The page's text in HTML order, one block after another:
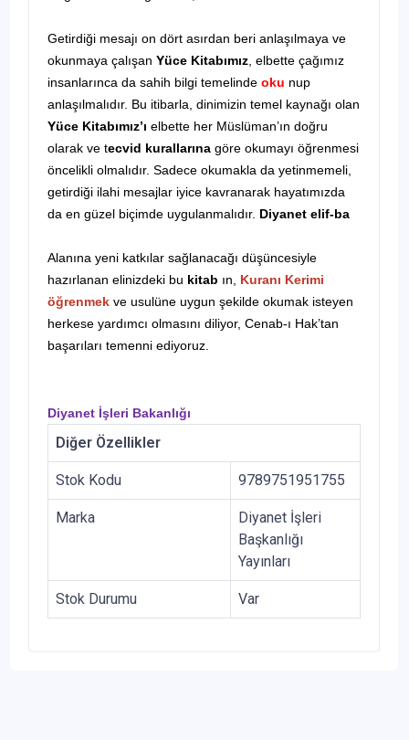
Getirdiği mesajı on dört asırdan beri anlaşılmaya ve
okunmaya çalışan Yüce Kitabımız , elbette çağımız
insanlarınca da sahih bilgi temelinde oku nup
anlaşılmalıdır. Bu itibarla, dinimizin temel kaynağı olan
Yüce Kitabımız’ı elbette her Müslüman’ın doğru
olarak ve tecvid kurallarına göre okumayı öğrenmesi
öncelikli olmalıdır. Sadece okumakla da yetinmemeli,
getirdiği ilahi mesajlar iyice kavranarak hayatımızda
da en güzel biçimde uygulanmalıdır. Diyanet elif-ba
Alanına yeni katkılar sağlanacağı düşüncesiyle
hazırlanan elinizdeki bu kitab ın, Kuranı Kerimi
öğrenmek ve usulüne uygun şekilde okumak isteyen
herkese yardımcı olmasını diliyor, Cenab-ı Hak’tan
başarıları temenni ediyoruz.
Diyanet İşleri Bakanlığı
Diğer Özellikler
Stok Kodu 9789751951755
Marka
Diyanet İşleri
Başkanlığı
Yayınları
Stok Durumu Var